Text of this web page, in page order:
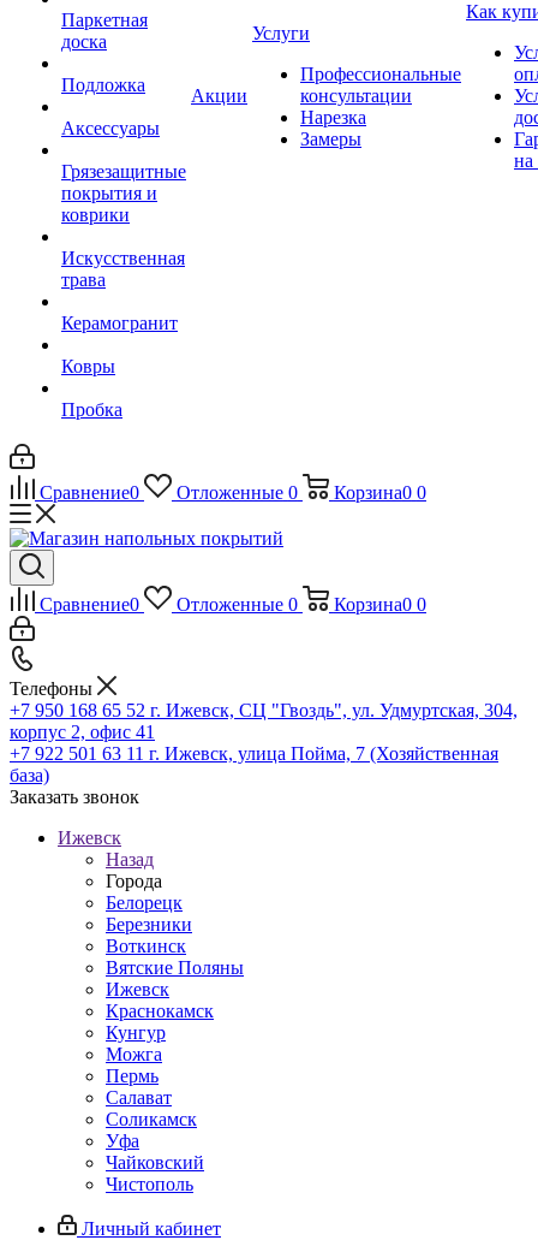
Паркетная
доска
Подложка
Аксессуары
Грязезащитные
покрытия и
коврики
Искусственная
трава
Керамогранит
Ковры
Пробка
Акции
Услуги
Профессиональные
консультации
Нарезка
Замеры
Как
на
Сравнение0 Отложенные 0 Корзина0 0
Сравнение0 Отложенные 0 Корзина0 0
Телефоны
+7 950 168 65 52 г. Ижевск, СЦ "Гвоздь", ул. Удмуртская, 304,
корпус 2, офис 41
+7 922 501 63 11 г. Ижевск, улица Пойма, 7 (Хозяйственная
база)
Заказать звонок
Ижевск
Назад
Города
Белорецк
Березники
Воткинск
Вятские Поляны
Ижевск
Краснокамск
Кунгур
Можга
Пермь
Салават
Соликамск
Уфа
Чайковский
Чистополь
Личный кабинет